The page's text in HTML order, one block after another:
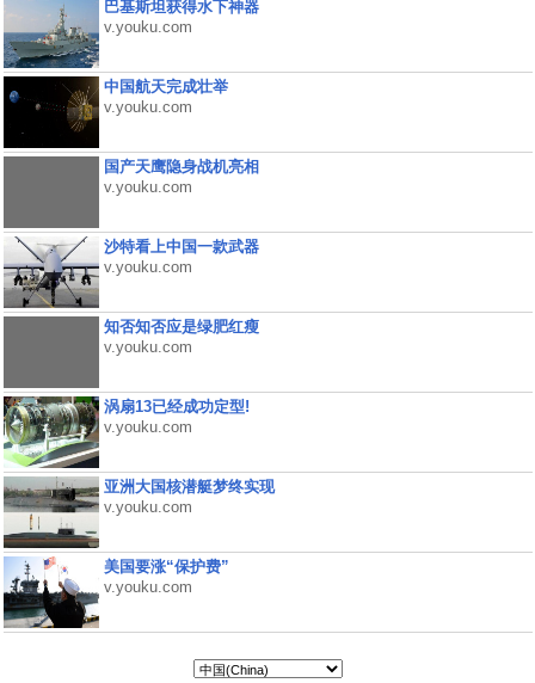
巴基斯坦获得水下神器
v.youku.com
中国航天完成壮举
v.youku.com
国产天鹰隐身战机亮相
v.youku.com
沙特看上中国一款武器
v.youku.com
知否知否应是绿肥红瘦
v.youku.com
涡扇13已经成功定型!
v.youku.com
亚洲大国核潜艇梦终实现
v.youku.com
美国要涨“保护费”
v.youku.com